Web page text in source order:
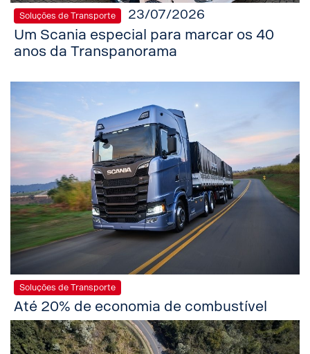
Soluções de Transporte 23/07/2026
Um Scania especial para marcar os 40
anos da Transpanorama
Soluções de Transporte
Até 20% de economia de combustível